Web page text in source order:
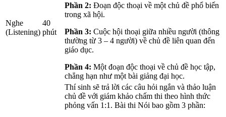
Nghe
(Listening)
40
phút
Phần 2: Đoạn độc thoại về một chủ đề phổ biến
trong xã hội.
Phần 3: Cuộc hội thoại giữa nhiều người (thông
thường từ 3 – 4 người) về chủ đề liên quan đến
giáo dục.
Phần 4: Một đoạn độc thoại về chủ đề học tập,
chẳng hạn như một bài giảng đại học.
Thí sinh sẽ trả lời các câu hỏi ngắn và thảo luận
chủ đề với giám khảo chấm thi theo hình thức
phỏng vấn 1:1. Bài thi Nói bao gồm 3 phần: